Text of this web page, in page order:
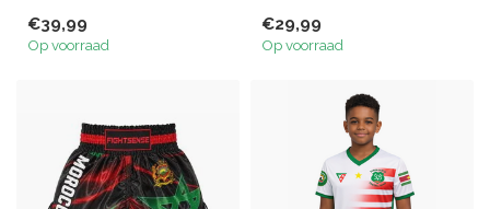
€39,99
Op voorraad
sneldrogend materia...
€29,99
Op voorraad